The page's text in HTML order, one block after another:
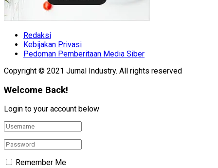
Redaksi
Kebijakan Privasi
Pedoman Pemberitaan Media Siber
Copyright © 2021 Jurnal Industry. All rights reserved
Welcome Back!
Login to your account below
Remember Me